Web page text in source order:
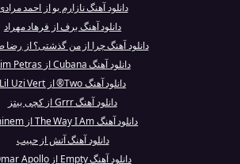
دانلود آهنگ نازارم بو از احمد
دانلود آهنگ برف از فرهاد مهراد
دانلود آهنگ چرا از من گذشتی؟ از
دانلود آهنگ Cubana از Kim Petras
دانلود آهنگ Two® از Lil Uzi Vert
دانلود آهنگ Grrr از کچی بیتز
دانلود آهنگ The Way I Am از Eminem
دانلود آهنگ آتش از حبیب
دانلود آهنگ Empty از Omar Apollo